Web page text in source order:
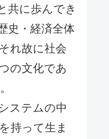
共に歩んでき
史・経済全体
れ故に社会
の文化であ
ステムの中
持って生ま